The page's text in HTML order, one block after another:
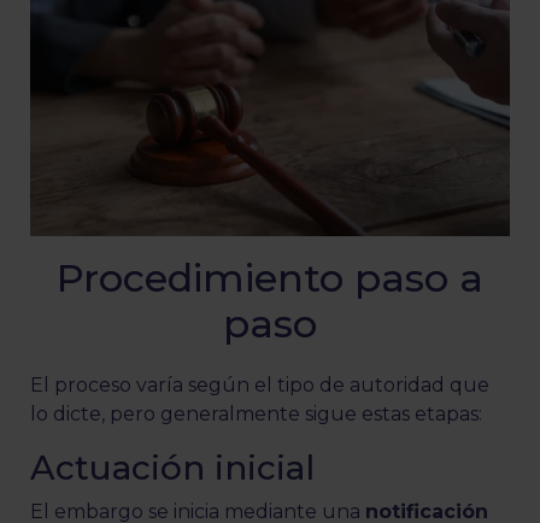
Procedimiento paso a
paso
El proceso varía según el tipo de autoridad que
lo dicte, pero generalmente sigue estas etapas:
Actuación inicial
El embargo se inicia mediante una notificación